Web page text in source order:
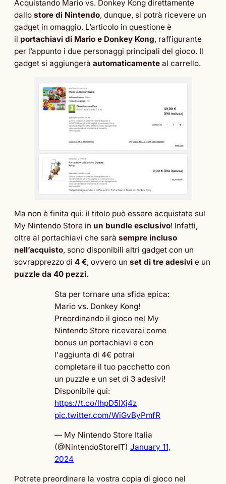
Acquistando Mario vs. Donkey Kong direttamente
dallo store di Nintendo, dunque, si potrà ricevere un
gadget in omaggio. L’articolo in questione è
il portachiavi di Mario e Donkey Kong, raffigurante
per l’appunto i due personaggi principali del gioco. Il
gadget si aggiungerà automaticamente al carrello.
Ma non è finita qui: il titolo può essere acquistate sul
My Nintendo Store in un bundle esclusivo! Infatti,
oltre al portachiavi che sarà sempre incluso
nell’acquisto, sono disponibili altri gadget con un
sovrapprezzo di 4 €, ovvero un set di tre adesivi e un
puzzle da 40 pezzi.
Sta per tornare una sfida epica:
Mario vs. Donkey Kong!
Preordinando il gioco nel My
Nintendo Store riceverai come
bonus un portachiavi e con
l'aggiunta di 4€ potrai
completare il tuo pacchetto con
un puzzle e un set di 3 adesivi!
Disponibile qui:
https://t.co/lhpD5IXj4z
pic.twitter.com/WiGvByPmfR
— My Nintendo Store Italia
(@NintendoStoreIT) January 11,
2024
Potrete preordinare la vostra copia di gioco nel